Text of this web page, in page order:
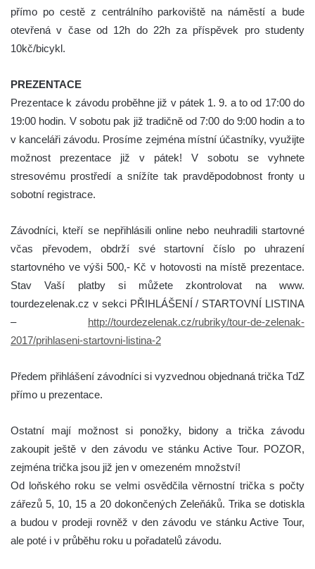
přímo po cestě z centrálního parkoviště na náměstí a bude
otevřená v čase od 12h do 22h za příspěvek pro studenty
10kč/bicykl.
PREZENTACE
Prezentace k závodu proběhne již v pátek 1. 9. a to od 17:00 do
19:00 hodin. V sobotu pak již tradičně od 7:00 do 9:00 hodin a to
v kanceláři závodu. Prosíme zejména místní účastníky, využijte
možnost prezentace již v pátek! V sobotu se vyhnete
stresovému prostředí a snížíte tak pravděpodobnost fronty u
sobotní registrace.
Závodníci, kteří se nepřihlásili online nebo neuhradili startovné
včas převodem, obdrží své startovní číslo po uhrazení
startovného ve výši 500,- Kč v hotovosti na místě prezentace.
Stav Vaší platby si můžete zkontrolovat na www.
tourdezelenak.cz v sekci PŘIHLÁŠENÍ / STARTOVNÍ LISTINA
– http://tourdezelenak.cz/rubriky/tour-de-zelenak-
2017/prihlaseni-startovni-listina-2
Předem přihlášení závodníci si vyzvednou objednaná trička TdZ
přímo u prezentace.
Ostatní mají možnost si ponožky, bidony a trička závodu
zakoupit ještě v den závodu ve stánku Active Tour. POZOR,
zejména trička jsou již jen v omezeném množství!
Od loňského roku se velmi osvědčila věrnostní trička s počty
zářezů 5, 10, 15 a 20 dokončených Zeleňáků. Trika se dotiskla
a budou v prodeji rovněž v den závodu ve stánku Active Tour,
ale poté i v průběhu roku u pořadatelů závodu.